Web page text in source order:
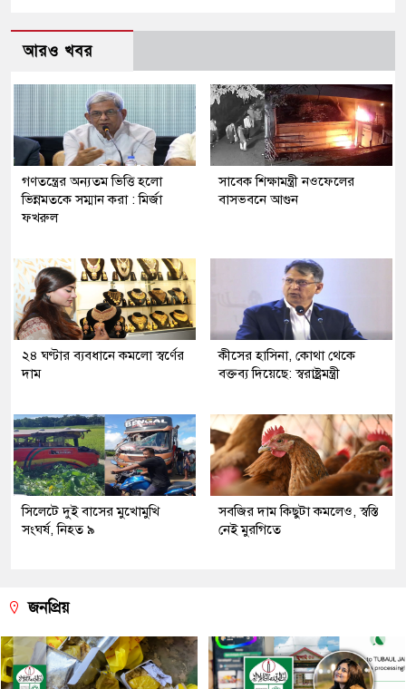
আরও খবর
গণতন্ত্রের অন্যতম ভিত্তি হলো
ভিন্নমতকে সম্মান করা : মির্জা
ফখরুল
সাবেক শিক্ষামন্ত্রী নওফেলের
বাসভবনে আগুন
২৪ ঘণ্টার ব্যবধানে কমলো স্বর্ণের
দাম
কীসের হাসিনা, কোথা থেকে
বক্তব্য দিয়েছে: স্বরাষ্ট্রমন্ত্রী
সিলেটে দুই বাসের মুখোমুখি
সংঘর্ষ, নিহত ৯
সবজির দাম কিছুটা কমলেও, স্বস্তি
নেই মুরগিতে
জনপ্রিয়